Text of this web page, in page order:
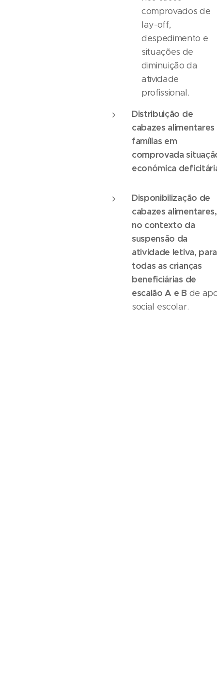
comprovados de
lay-off,
despedimento e
situações de
diminuição da
atividade
profissional.
Distribuição de
cabazes alimentares
famílias em
comprovada
económica
Disponibilização de
cabazes alimentares,
no contexto da
suspensão da
atividade letiva, para
todas as crianças
beneficiárias de
escalão A e B de
social escolar.